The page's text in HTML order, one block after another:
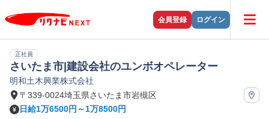
会員登録 ログイン
正社員
さいたま市|建設会社のユンボオペレーター
明和土木興業株式会社
〒339-0024埼玉県さいたま市岩槻区
日給1万6500円～1万8500円